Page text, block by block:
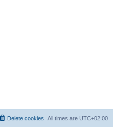
All times are UTC+02:00
Delete cookies